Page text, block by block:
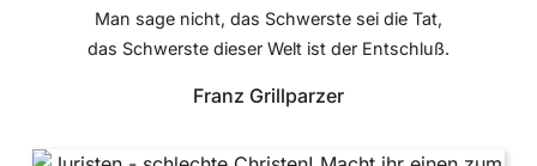
Man sage nicht, das Schwerste sei die Tat,
das Schwerste dieser Welt ist der Entschluß.
Franz Grillparzer